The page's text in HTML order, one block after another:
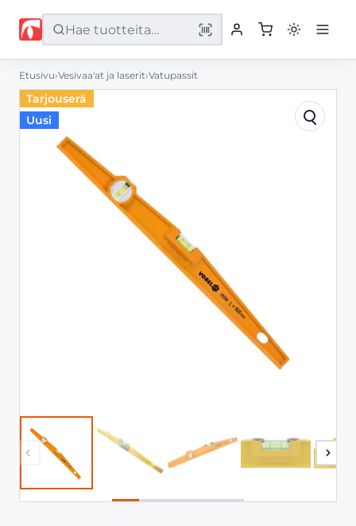
Etusivu
Tuotteet
Palvelut
Etusivu›Vesivaa'at ja laserit›Vatupassit
Tarjouserä
Uusi